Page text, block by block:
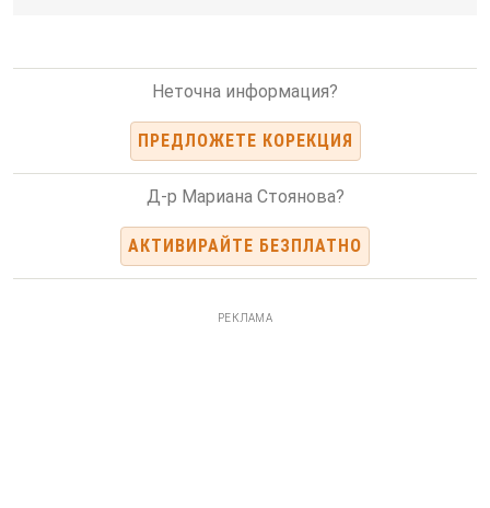
Неточна информация?
ПРЕДЛОЖЕТЕ КОРЕКЦИЯ
Д-р Мариана Стоянова?
АКТИВИРАЙТЕ БЕЗПЛАТНО
РЕКЛАМА